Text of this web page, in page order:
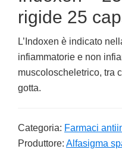
rigide 25
L’Indoxen è indicato
infiammatorie e non
muscoloscheletrico, tra
gotta.
Categoria: Farmaci
Produttore: Alfasigma